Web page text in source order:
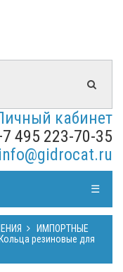
кабинет
495 223-70-35
info@gidrocat.ru
☰
ИМПОРТНЫЕ
Кольца резиновые для